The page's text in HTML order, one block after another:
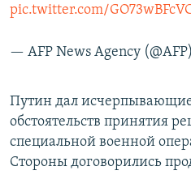
pic.twitter.com/
— AFP News Agency (@AFP)
Путин дал
обстоятельств принятия
специальной военной
Стороны договорились